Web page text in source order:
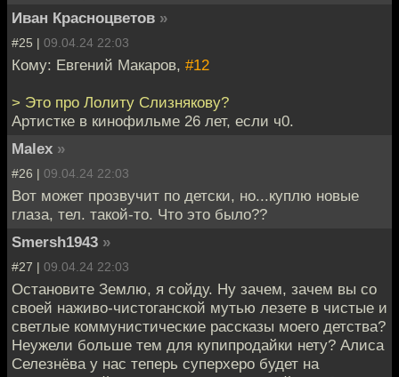
Иван Красноцветов »
#25 | 09.04.24 22:03
Кому: Евгений Макаров, #12
> Это про Лолиту Слизнякову?
Артистке в кинофильме 26 лет, если ч0.
Malex »
#26 | 09.04.24 22:03
Вот может прозвучит по детски, но...куплю новые
глаза, тел. такой-то. Что это было??
Smersh1943 »
#27 | 09.04.24 22:03
Остановите Землю, я сойду. Ну зачем, зачем вы со
своей наживо-чистоганской мутью лезете в чистые и
светлые коммунистические рассказы моего детства?
Неужели больше тем для купипродайки нету? Алиса
Селезнёва у нас теперь суперхеро будет на